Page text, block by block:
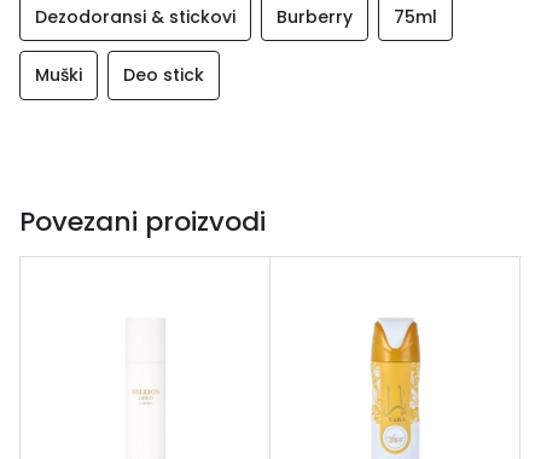
Dezodoransi & stickovi Burberry 75ml
Muški Deo stick
Povezani proizvodi